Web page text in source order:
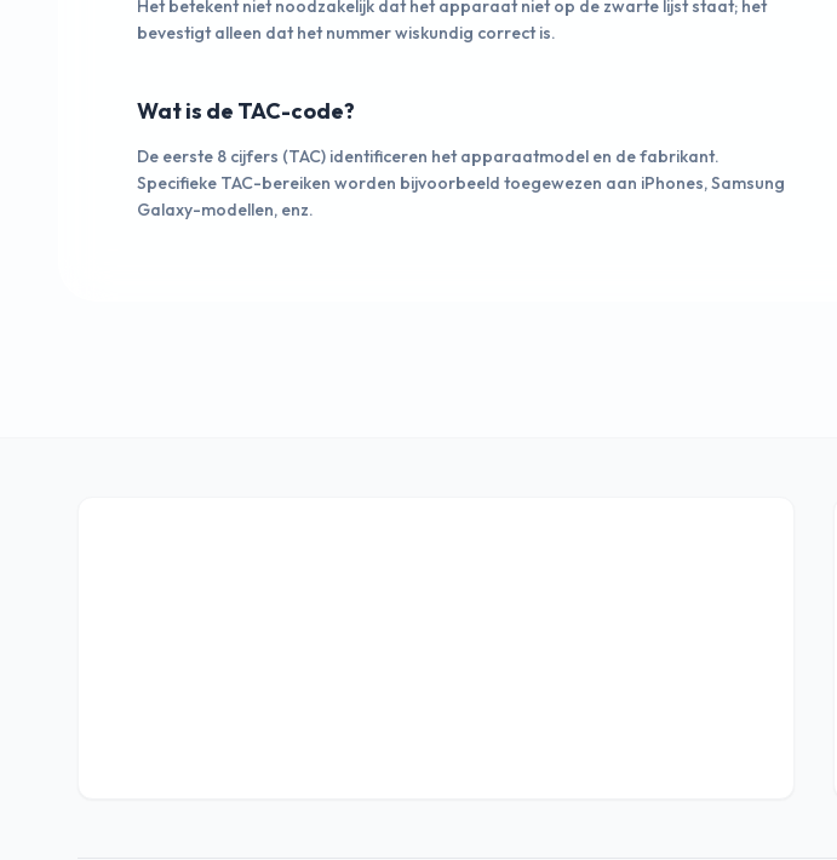
Het betekent niet noodzakelijk dat het apparaat niet op de zwarte lijst staat; het
bevestigt alleen dat het nummer wiskundig correct is.
Wat is de TAC-code?
De eerste 8 cijfers (TAC) identificeren het apparaatmodel en de fabrikant.
Specifieke TAC-bereiken worden bijvoorbeeld toegewezen aan iPhones, Samsung
Galaxy-modellen, enz.